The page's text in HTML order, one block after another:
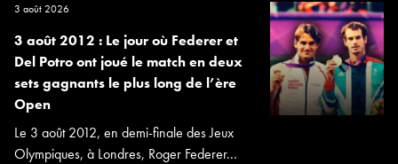
3 août 2026
3 août 2012 : Le jour où Federer et
Del Potro ont joué le match en deux
sets gagnants le plus long de l’ère
Open
Le 3 août 2012, en demi-finale des Jeux
Olympiques, à Londres, Roger Federer...